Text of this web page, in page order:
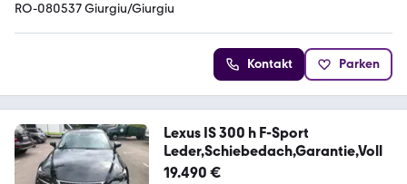
RO-080537 Giurgiu/Giurgiu
Kontakt Parken
Lexus IS 300 h F-Sport
Leder,Schiebedach,Garantie,Voll
19.490 €